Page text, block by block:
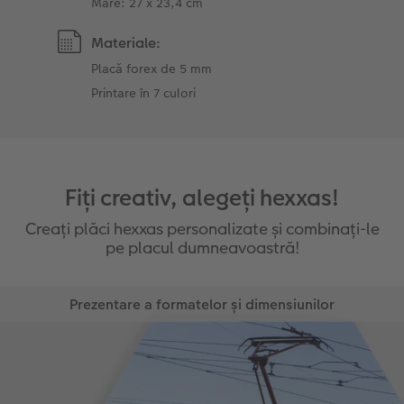
Materiale:
Placă forex de 5 mm
Printare în 7 culori
Fiți creativ, alegeți hexxas!
Creați plăci hexxas personalizate și combinați-le
pe placul dumneavoastră!